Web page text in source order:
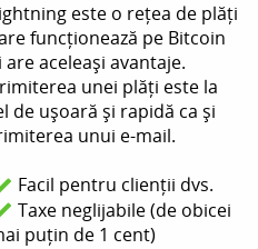
este o rețea de plăți
funcționează pe Bitcoin
are aceleași avantaje.
unei plăți este la
de ușoară și rapidă ca și
unui e-mail.
Facil pentru clienții dvs.
Taxe neglijabile (de obicei
puțin de 1 cent)